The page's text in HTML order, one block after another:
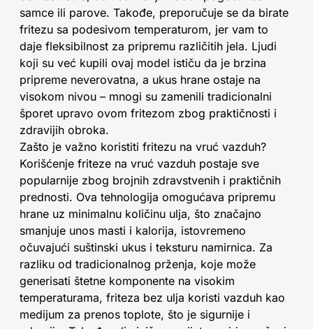
samce ili parove. Takođe, preporučuje se da birate
fritezu sa podesivom temperaturom, jer vam to
daje fleksibilnost za pripremu različitih jela. Ljudi
koji su već kupili ovaj model ističu da je brzina
pripreme neverovatna, a ukus hrane ostaje na
visokom nivou – mnogi su zamenili tradicionalni
šporet upravo ovom fritezom zbog praktičnosti i
zdravijih obroka.
Zašto je važno koristiti fritezu na vruć vazduh?
Korišćenje friteze na vruć vazduh postaje sve
popularnije zbog brojnih zdravstvenih i praktičnih
prednosti. Ova tehnologija omogućava pripremu
hrane uz minimalnu količinu ulja, što značajno
smanjuje unos masti i kalorija, istovremeno
očuvajući suštinski ukus i teksturu namirnica. Za
razliku od tradicionalnog prženja, koje može
generisati štetne komponente na visokim
temperaturama, friteza bez ulja koristi vazduh kao
medijum za prenos toplote, što je sigurnije i